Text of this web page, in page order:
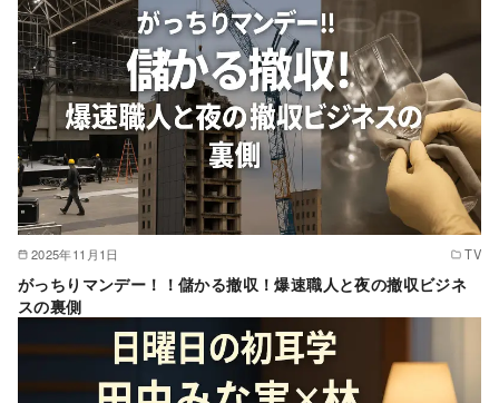
2025年11月1日 TV
がっちりマンデー！！儲かる撤収！爆速職人と夜の撤収ビジネ
スの裏側